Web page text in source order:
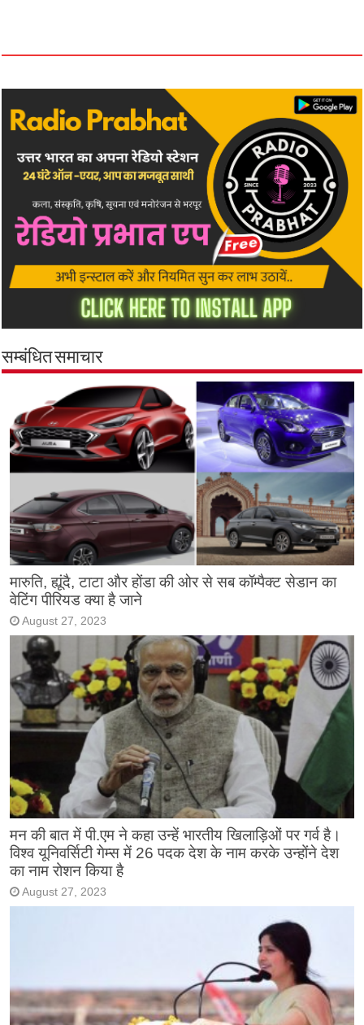
सम्बंधित समाचार
मारुति, ह्यूंदै, टाटा और होंडा की ओर से सब कॉम्पैक्ट सेडान का
वेटिंग पीरियड क्या है जाने
August 27, 2023
मन की बात में पी.एम ने कहा उन्हें भारतीय खिलाड़िओं पर गर्व है।
विश्व यूनिवर्सिटी गेम्स में 26 पदक देश के नाम करके उन्होंने देश
का नाम रोशन किया है
August 27, 2023